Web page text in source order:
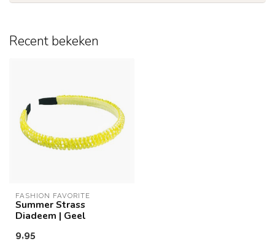
Recent bekeken
FASHION FAVORITE
Summer Strass
Diadeem | Geel
9,95